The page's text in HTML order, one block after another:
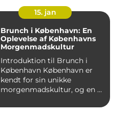
15. jan
Brunch i København: En
Oplevelse af Københavns
Morgenmadskultur
Introduktion til Brunch i
København København er
kendt for sin unikke
morgenmadskultur, og en af